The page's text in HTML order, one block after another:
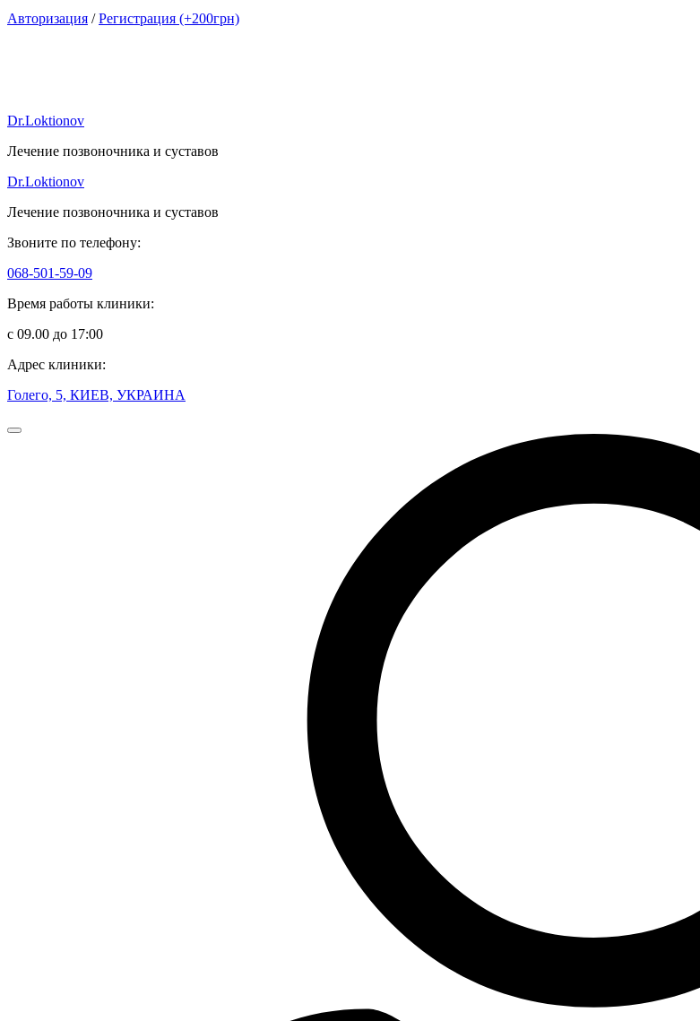
Авторизация /Регистрация (+200грн)
Dr.Loktionov
Лечение позвоночника и суставов
Dr.Loktionov
Лечение позвоночника и суставов
Звоните по телефону:
068-501-59-09
Время работы клиники:
с 09.00 до 17:00
Адрес клиники:
Голего, 5, КИЕВ, УКРАИНА